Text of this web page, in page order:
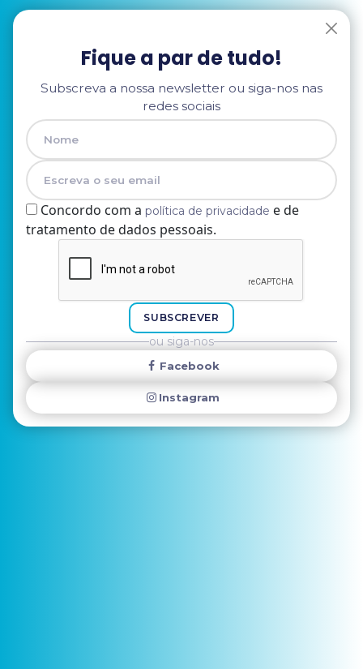
Fique a par de tudo!
Subscreva a nossa newsletter ou siga-nos nas
redes sociais
Nome
E-mail
Concordo com a política de privacidade e de
tratamento de dados pessoais.
SUBSCREVER
ou siga-nos
Facebook
Instagram